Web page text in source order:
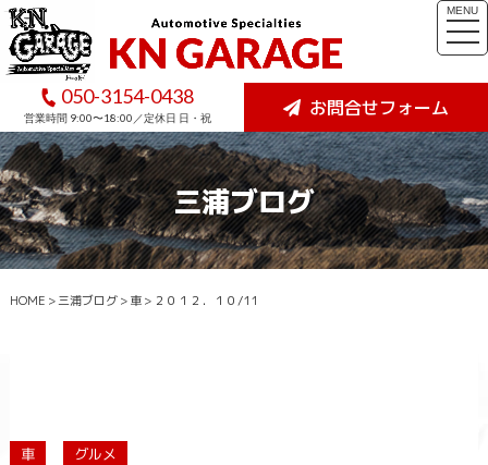
050-3154-0438
営業時間 9:00〜18:00／定休日 日・祝 お問合せフォーム
MENU
三浦ブログ
HOME >三浦ブログ>車> ２０１２．１０/11
車 グルメ